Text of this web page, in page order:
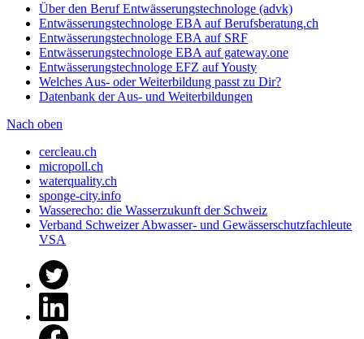
Über den Beruf Entwässerungstechnologe (advk)
Entwässerungstechnologe EBA auf Berufsberatung.ch
Entwässerungstechnologe EBA auf SRF
Entwässerungstechnologe EBA auf gateway.one
Entwässerungstechnologe EFZ auf Yousty
Welches Aus- oder Weiterbildung passt zu Dir?
Datenbank der Aus- und Weiterbildungen
Nach oben
cercleau.ch
micropoll.ch
waterquality.ch
sponge-city.info
Wasserecho: die Wasserzukunft der Schweiz
Verband Schweizer Abwasser- und Gewässerschutzfachleute
VSA